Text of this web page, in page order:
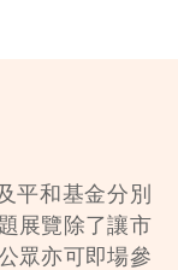
平和基金分別
展覽除了讓市
眾亦可即場參